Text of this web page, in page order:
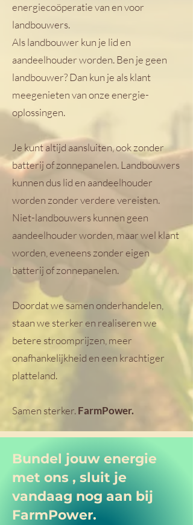
energiecoöperatie van en voor
landbouwers.
Als landbouwer kun je lid en
aandeelhouder worden. Ben je geen
landbouwer? Dan kun je als klant
meegenieten van onze energie-
oplossingen.
Je kunt altijd aansluiten, ook zonder
batterij of zonnepanelen. Landbouwers
kunnen dus lid en aandeelhouder
worden zonder verdere vereisten.
Niet-landbouwers kunnen geen
aandeelhouder worden, maar wel klant
worden, eveneens zonder eigen
batterij of zonnepanelen.
Doordat we samen onderhandelen,
staan we sterker en realiseren we
betere stroomprijzen, meer
onafhankelijkheid en een krachtiger
platteland.
Samen sterker.FarmPower.
Bundel jouw energie
met ons , sluit je
vandaag nog aan bij
FarmPower.